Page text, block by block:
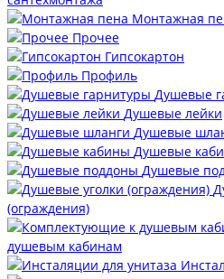
Монтажная
Прочее
Гипсокартон
Профиль
Душевые
Душевые лейки
Душевые
Душевые
Душевые
(ограждения)
душевым кабинам